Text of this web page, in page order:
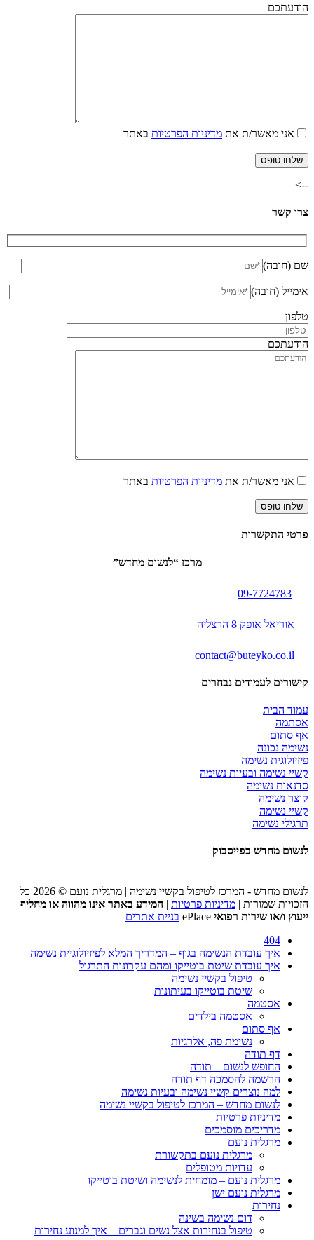
הודעתכם
אני מאשר/ת את מדיניות הפרטיות באתר
-->
צרו קשר
שם (חובה)
אימייל (חובה)
טלפון
הודעתכם
אני מאשר/ת את מדיניות הפרטיות באתר
פרטי התקשרות
מרכז “לנשום מחדש”
09-7724783
אוריאל אופק 8 הרצליה
contact@buteyko.co.il
קישורים לעמודים נבחרים
עמוד הבית
אסתמה
אף סתום
נשימה נכונה
פיזיולוגית נשימה
קשיי נשימה ובעיות נשימה
סדנאות נשימה
קוצר נשימה
קשיי נשימה
תרגילי נשימה
לנשום מחדש בפייסבוק
לנשום מחדש - המרכז לטיפול בקשיי נשימה | מרגלית נועם © 2026 כל
הזכויות שמורות | מדיניות פרטיות | המידע באתר אינו מהווה או מחליף
ייעוץ ו/או שירות רפואי ePlace בניית אתרים
404
איך עובדת הנשימה בגוף – המדריך המלא לפיזיולוגיית נשימה
איך עובדת שיטת בוטייקו ומהם עקרונות התרגול
טיפול בקשיי נשימה
שיטת בוטייקו בעיתונות
אסטמה
אסטמה בילדים
אף סתום
נשימת פה, אלרגיות
דף תודה
החופש לנשום – תודה
הרשמה להסמכה דף תודה
למה נוצרים קשיי נשימה ובעיות נשימה
לנשום מחדש – המרכז לטיפול בקשיי נשימה
מדיניות פרטיות
מדריכים מוסמכים
מרגלית נועם
מרגלית נועם בתקשורת
עדויות מטופלים
מרגלית נועם – מומחית לנשימה ושיטת בוטייקו
מרגלית נועם ישן
נחירות
דום נשימה בשינה
טיפול בנחירות אצל נשים וגברים – איך למנוע נחירות